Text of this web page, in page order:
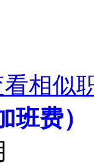
看相似
班费）